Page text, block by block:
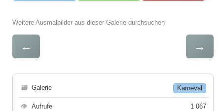
Weitere Ausmalbilder aus dieser Galerie durchsuchen
← →
🗃 Galerie Karneval
👁 Aufrufe 1 067